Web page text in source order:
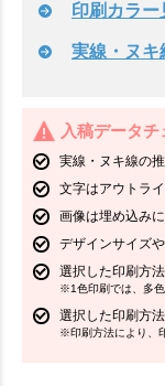
印刷カラー
実線・ヌキ
入稿データチ
実線・ヌキ線の
文字はアウトラ
画像は埋め込み
デザインサイズ
選択した印刷方
※1色印刷では、多色
選択した印刷方
※印刷方法により、